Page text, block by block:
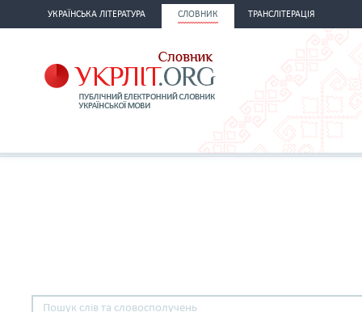
УКРАЇНСЬКА ЛІТЕРАТУРА СЛОВНИК ТРАНСЛІТЕРАЦІЯ